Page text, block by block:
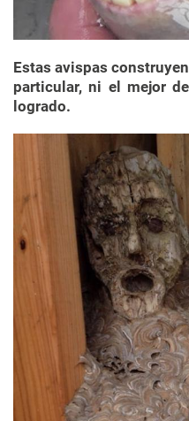
Estas avispas
particular, ni el mejor
logrado.